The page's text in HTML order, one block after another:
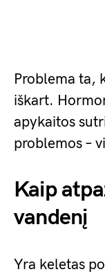
Problema ta,
iškart.
apykaitos
problemos –
Kaip
vandenį
Yra keletas